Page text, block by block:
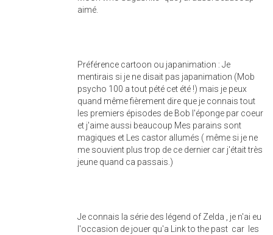
aimé.
Préférence cartoon ou japanimation : Je
mentirais si je ne disait pas japanimation (Mob
psycho 100 a tout pété cet été !) mais je peux
quand même fièrement dire que je connais tout
les premiers épisodes de Bob l'éponge par coeur
et j'aime aussi beaucoup Mes parains sont
magiques et Les castor allumés ( même si je ne
me souvient plus trop de ce dernier car j'était très
jeune quand ca passais.)
Je connais la série des légend of Zelda , je n'ai eu
l'occasion de jouer qu'a Link to the past car les